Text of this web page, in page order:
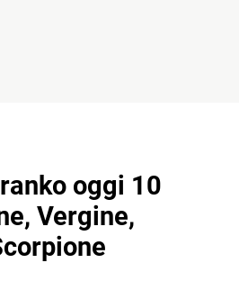
oggi 10
Vergine,